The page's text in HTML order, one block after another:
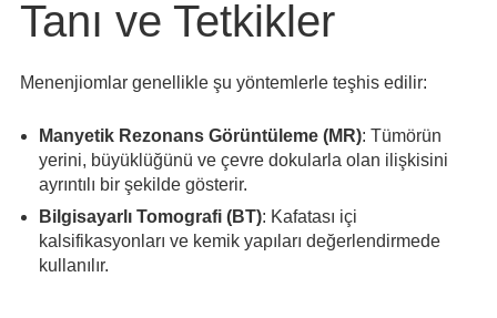
Tanı ve Tetkikler
Menenjiomlar genellikle şu yöntemlerle teşhis edilir:
Manyetik Rezonans Görüntüleme (MR): Tümörün
yerini, büyüklüğünü ve çevre dokularla olan ilişkisini
ayrıntılı bir şekilde gösterir.
Bilgisayarlı Tomografi (BT): Kafatası içi
kalsifikasyonları ve kemik yapıları değerlendirmede
kullanılır.